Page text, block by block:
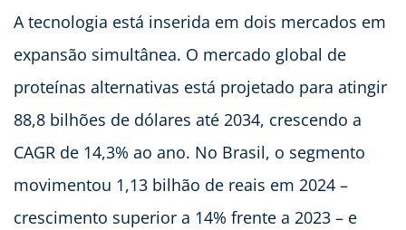
coproduto
amazônico
ingrediente
proteico
A tecnologia está inserida em dois mercados em
expansão simultânea. O mercado global de
proteínas alternativas está projetado para atingir
88,8 bilhões de dólares até 2034, crescendo a
CAGR de 14,3% ao ano. No Brasil, o segmento
movimentou 1,13 bilhão de reais em 2024 –
crescimento superior a 14% frente a 2023 – e